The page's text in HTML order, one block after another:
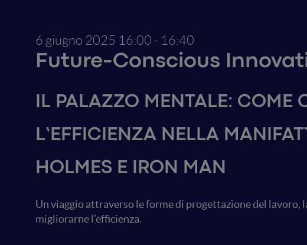
6 giugno 2025 16:00 - 16:40
Future-Conscious
IL PALAZZO MENTALE: COME
L’EFFICIENZA NELLA
HOLMES E IRON MAN
Un viaggio attraverso le forme di progettazione del
migliorarne l’efficienza.